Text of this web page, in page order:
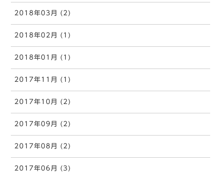
2018年03月 (2)
2018年02月 (1)
2018年01月 (1)
2017年11月 (1)
2017年10月 (2)
2017年09月 (2)
2017年08月 (2)
2017年06月 (3)